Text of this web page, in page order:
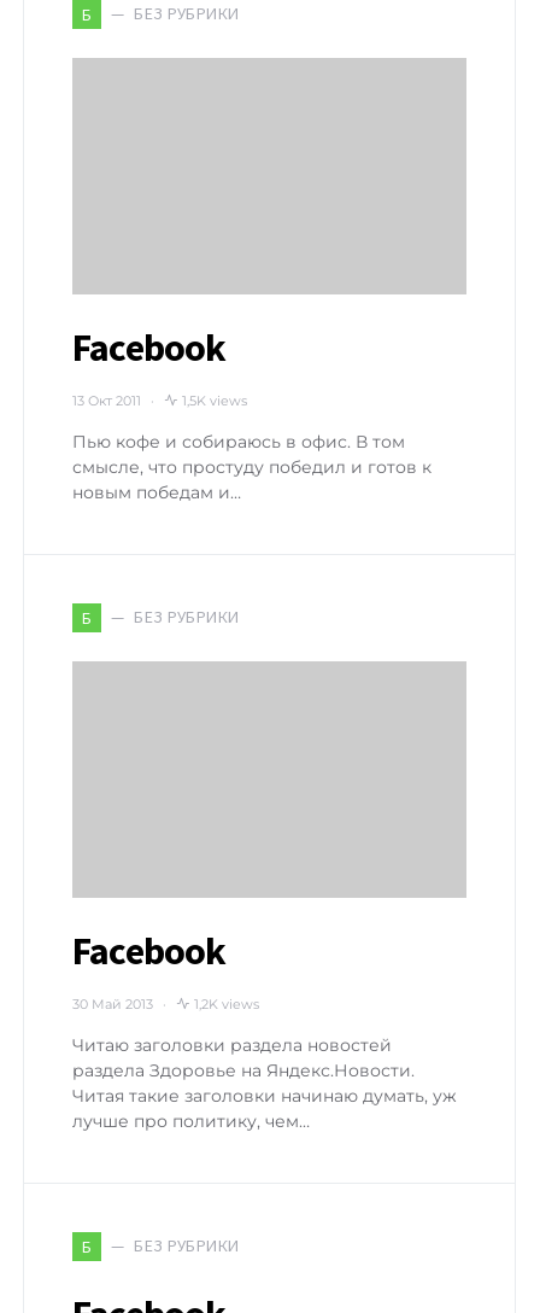
Б БЕЗ РУБРИКИ
Facebook
13 Окт 2011 1,5K views
Пью кофе и собираюсь в офис. В том
смысле, что простуду победил и готов к
новым победам и…
Б БЕЗ РУБРИКИ
Facebook
30 Май 2013 1,2K views
Читаю заголовки раздела новостей
раздела Здоровье на Яндекс.Новости.
Читая такие заголовки начинаю думать, уж
лучше про политику, чем…
Б БЕЗ РУБРИКИ